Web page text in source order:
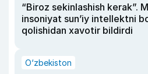
“Biroz sekinlashish kerak”.
insoniyat sun’iy intellektni
qolishidan xavotir bildirdi
O‘zbekiston